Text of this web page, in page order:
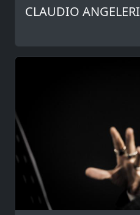
CLAUDIO ANGELERI